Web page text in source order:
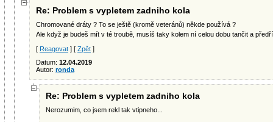
Re: Problem s vypletem zadniho kola
Chromované dráty ? To se ještě (kromě veteránů) někde používá ?
Ale když je budeš mít v té troubě, musíš taky kolem ní celou dobu tančit a
[ Reagovat ] [ Zpět ]
Datum: 12.04.2019
Autor: ronda
Re: Problem s vypletem zadniho kola
Nerozumim, co jsem rekl tak vtipneho...